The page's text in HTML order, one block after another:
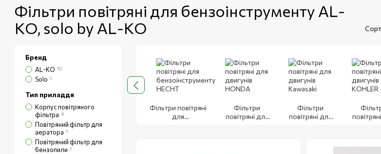
Фільтри повітряні для бензоінструменту AL-
KO, solo by AL-KO
Фільтри повітряні
для
Фільтри
повітряні для
Фільтри
повітряні для
Бренд
AL-KO 10
Solo 1
Тип приладдя
Корпус повітряного
фільтра 4
Повітряний фільтр для
аератора 1
Повітряний фільтр для
бензопили 1